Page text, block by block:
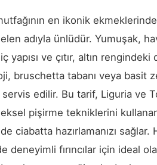
en ikonik
adıyla ünlüdür. Yumuşak,
yapısı ve çıtır, altın rengindeki
bruschetta tabanı veya basit
servis edilir. Bu tarif, Liguria ve
pişirme tekniklerini
ciabatta hazırlamanızı sağlar.
deneyimli fırıncılar için ideal